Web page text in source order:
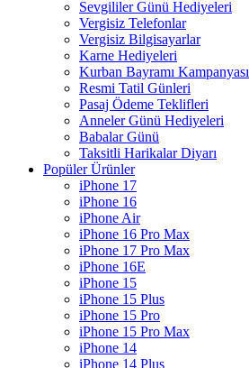
Sevgililer Günü Hediyeleri
Vergisiz Telefonlar
Vergisiz Bilgisayarlar
Karne Hediyeleri
Kurban Bayramı Kampanyası
Resmi Tatil Günleri
Pasaj Ödeme Teklifleri
Anneler Günü Hediyeleri
Babalar Günü
Taksitli Harikalar Diyarı
Popüler Ürünler
iPhone 17
iPhone 16
iPhone Air
iPhone 16 Pro Max
iPhone 17 Pro Max
iPhone 16E
iPhone 15
iPhone 15 Plus
iPhone 15 Pro
iPhone 15 Pro Max
iPhone 14
iPhone 14 Plus